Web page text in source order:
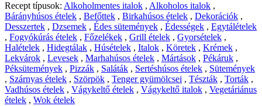
Recept típusok: Alkoholmentes italok , Alkoholos italok ,
Bárányhúsos ételek , Befőttek , Birkahúsos ételek , Dekorációk ,
Desszertek , Dzsemek , Édes sütemények , Édességek , Egytálételek
, Fogyókúrás ételek , Főzelékek , Grill ételek , Gyorsételek ,
Halételek , Hidegtálak , Húsételek , Italok , Köretek , Krémek ,
Lekvárok , Levesek , Marhahúsos ételek , Mártások , Pékáruk ,
Péksütemények , Pizzák , Saláták , Sertéshúsos ételek , Sütemények
, Szárnyas ételek , Szörpök , Tenger gyümölcsei , Tészták , Torták ,
Vadhúsos ételek , Vágykeltő ételek , Vágykeltő italok , Vegetáriánus
ételek , Wok ételek